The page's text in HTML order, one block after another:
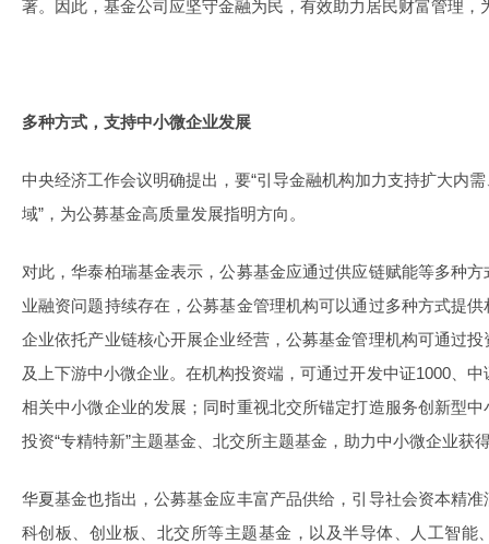
著。因此，基金公司应坚守金融为民，有效助力居民财富管理，
多种方式，支持中小微企业发展
中央经济工作会议明确提出，要“引导金融机构加力支持扩大内
域”，为公募基金高质量发展指明方向。
对此，华泰柏瑞基金表示，公募基金应通过供应链赋能等多种
业融资问题持续存在，公募基金管理机构可以通过多种方式提
企业依托产业链核心开展企业经营，公募基金管理机构可通过
及上下游中小微企业。在机构投资端，可通过开发中证1000、
相关中小微企业的发展；同时重视北交所锚定打造服务创新型
投资“专精特新”主题基金、北交所主题基金，助力中小微企业获
华夏基金也指出，公募基金应丰富产品供给，引导社会资本精
科创板、创业板、北交所等主题基金，以及半导体、人工智能